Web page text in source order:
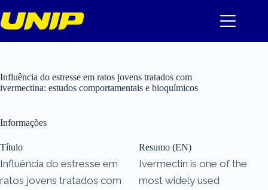
para
o
Influência do estresse em ratos jovens tratados com
ivermectina: estudos comportamentais e bioquímicos
Informações
Título
Influência do estresse em
ratos jovens tratados com
Resumo (EN)
Ivermectin is one of the
most widely used